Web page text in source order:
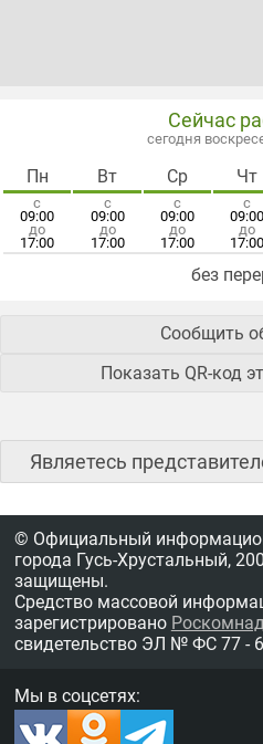
Сейчас
сегодня
Пн
с
09:00
до
17:00
Вт
с
09:00
до
17:00
Ср
с
09:00
до
17:00
Чт
с
09:00
до
17:00
без
Сообщить
Показать QR-код
Являетесь
© Официальный
города Гусь-Хрустальный,
защищены.
Средство массовой
зарегистрировано
свидетельство ЭЛ № ФС 77 -
Мы в соцсетях: